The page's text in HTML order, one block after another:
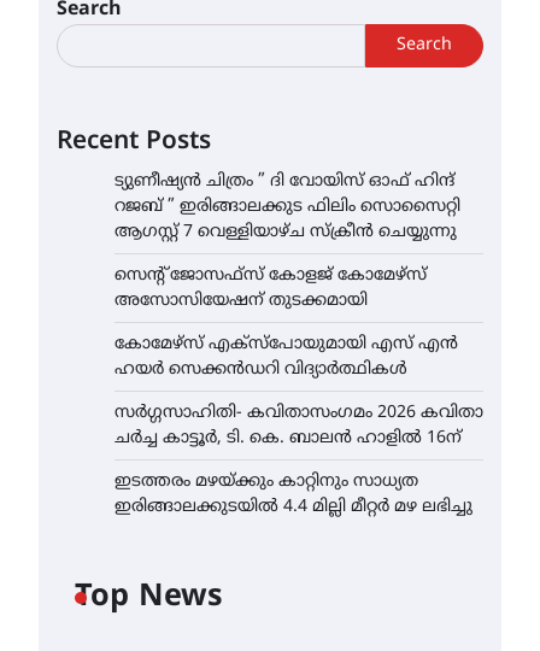
Search
Search
Recent Posts
ട്യുണീഷ്യൻ ചിത്രം ” ദി വോയിസ് ഓഫ് ഹിന്ദ്
റജബ് ” ഇരിങ്ങാലക്കുട ഫിലിം സൊസൈറ്റി
ആഗസ്റ്റ് 7 വെള്ളിയാഴ്ച സ്‌ക്രീൻ ചെയ്യുന്നു
സെന്റ് ജോസഫ്സ് കോളജ് കോമേഴ്‌സ്
അസോസിയേഷന് തുടക്കമായി
കോമേഴ്സ് എക്സ്പോയുമായി എസ് എൻ
ഹയർ സെക്കൻഡറി വിദ്യാർത്ഥികൾ
സർഗ്ഗസാഹിതി- കവിതാസംഗമം 2026 കവിതാ
ചർച്ച കാട്ടൂർ, ടി. കെ. ബാലൻ ഹാളിൽ 16ന്
ഇടത്തരം മഴയ്ക്കും കാറ്റിനും സാധ്യത
ഇരിങ്ങാലക്കുടയിൽ 4.4 മില്ലി മീറ്റർ മഴ ലഭിച്ചു
Top News